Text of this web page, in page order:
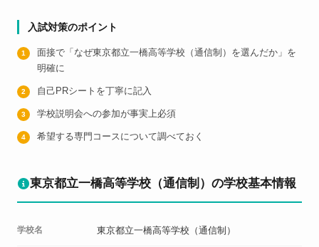
入試対策のポイント
面接で「なぜ東京都立一橋高等学校（通信制）を選んだか」を
明確に
自己PRシートを丁寧に記入
学校説明会への参加が事実上必須
希望する専門コースについて調べておく
東京都立一橋高等学校（通信制）の学校基本情報
学校名 東京都立一橋高等学校（通信制）